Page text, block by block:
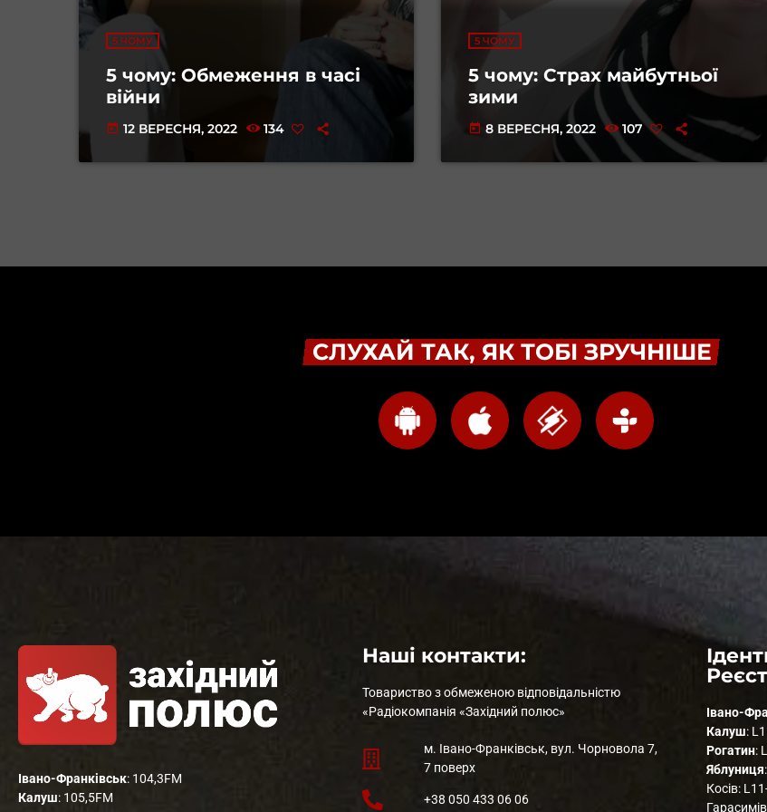
5 ЧОМУ
5 чому: Обмеження в часі
війни
today 12 ВЕРЕСНЯ, 2022 134
5 ЧОМУ
5 чому: Страх майбутньої
зими
today 8 ВЕРЕСНЯ, 2022 107
СЛУХАЙ ТАК, ЯК ТОБІ ЗРУЧНІШЕ
Івано-Франківськ: 104,3FM
Калуш: 105,5FM
Наші контакти:
Товариство з обмеженою відповідальністю
«Радіокомпанія «Західний полюс»
м. Івано-Франківськ, вул. Чорновола 7,
7 поверх
+38 050 433 06 06
Івано-
Калуш:
Рогатин:
Яблуниця
Косів: